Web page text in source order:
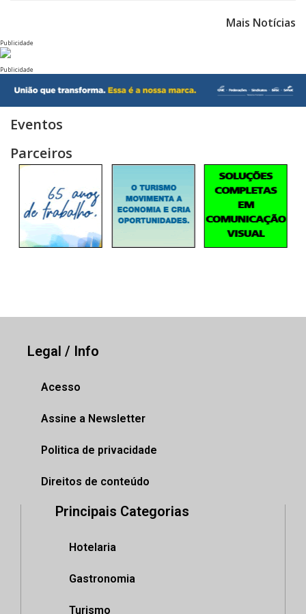
Mais Notícias
Publicidade
Publicidade
Eventos
Parceiros
Legal / Info
Acesso
Assine a Newsletter
Politica de privacidade
Direitos de conteúdo
Principais Categorias
Hotelaria
Gastronomia
Turismo